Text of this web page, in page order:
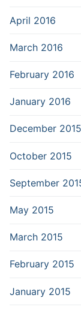
April 2016
March 2016
February 2016
January 2016
December 2015
October 2015
September
May 2015
March 2015
February 2015
January 2015